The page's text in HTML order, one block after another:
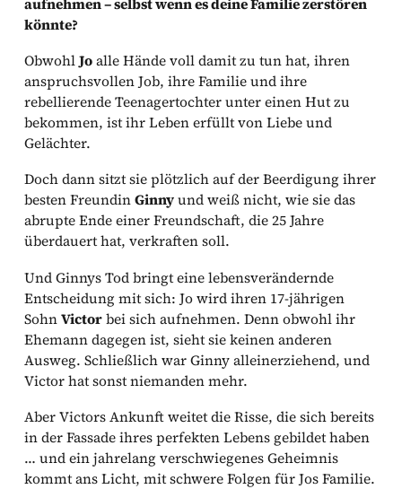
könnte?
ObwohlJoalle Hände voll damit zu tun hat, ihren
anspruchsvollen Job, ihre Familie und ihre
rebellierende Teenagertochter unter einen Hut zu
bekommen, ist ihr Leben erfüllt von Liebe und
Gelächter.
Doch dann sitzt sie plötzlich auf der Beerdigung ihrer
besten FreundinGinnyund weiß nicht, wie sie das
abrupte Ende einer Freundschaft, die 25 Jahre
überdauert hat, verkraften soll.
Und Ginnys Tod bringt eine lebensverändernde
Entscheidung mit sich: Jo wird ihren 17-jährigen
SohnVictorbei sich aufnehmen. Denn obwohl ihr
Ehemann dagegen ist, sieht sie keinen anderen
Ausweg. Schließlich war Ginny alleinerziehend, und
Victor hat sonst niemanden mehr.
Aber Victors Ankunft weitet die Risse, die sich bereits
in der Fassade ihres perfekten Lebens gebildet haben
… und ein jahrelang verschwiegenes Geheimnis
kommt ans Licht, mit schwere Folgen für Jos Familie.